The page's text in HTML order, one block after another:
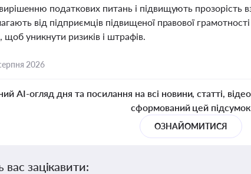
податкових питань і підвищують прозорість
від підприємців підвищеної правової
щоб уникнути ризиків і штрафів.
2026
AI-огляд дня та посилання на всі новини, статті,
сформований цей підсумок
ОЗНАЙОМИТИСЯ
зацікавити: